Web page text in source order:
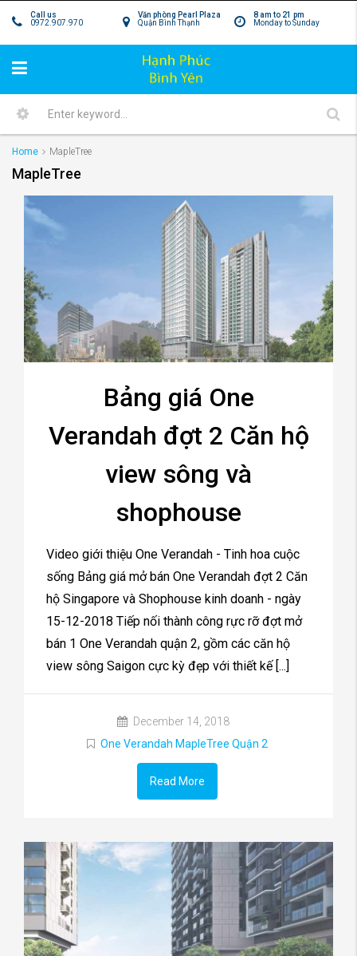
8 am to 21 pm
Monday to Sunday
Văn phòng Pearl Plaza
Quận Bình Thạnh
Call us
0972.907.970
Home MapleTree
MapleTree
Bảng giá One
Verandah đợt 2 Căn hộ
view sông và
shophouse
Video giới thiệu One Verandah - Tinh hoa cuộc
sống Bảng giá mở bán One Verandah đợt 2 Căn
hộ Singapore và Shophouse kinh doanh - ngày
15-12-2018 Tiếp nối thành công rực rỡ đợt mở
bán 1 One Verandah quận 2, gồm các căn hộ
view sông Saigon cực kỳ đẹp với thiết kế [...]
December 14, 2018
One Verandah MapleTree Quận 2
Read More